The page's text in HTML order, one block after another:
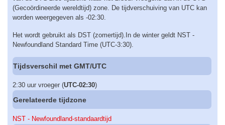
(Gecoördineerde wereldtijd) zone. De tijdverschuiving van UTC kan
worden weergegeven als -02:30.
Het wordt gebruikt als DST (zomertijd).In de winter geldt NST -
Newfoundland Standard Time (UTC-3:30).
Tijdsverschil met GMT/UTC
2:30 uur vroeger (UTC-02:30)
Gerelateerde tijdzone
NST - Newfoundland-standaardtijd